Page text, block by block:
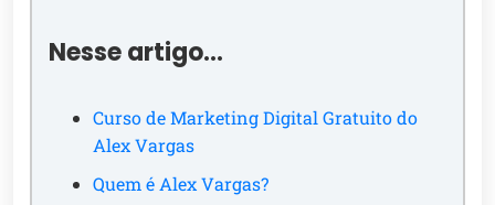
Nesse artigo…
Curso de Marketing Digital Gratuito do
Alex Vargas
Quem é Alex Vargas?